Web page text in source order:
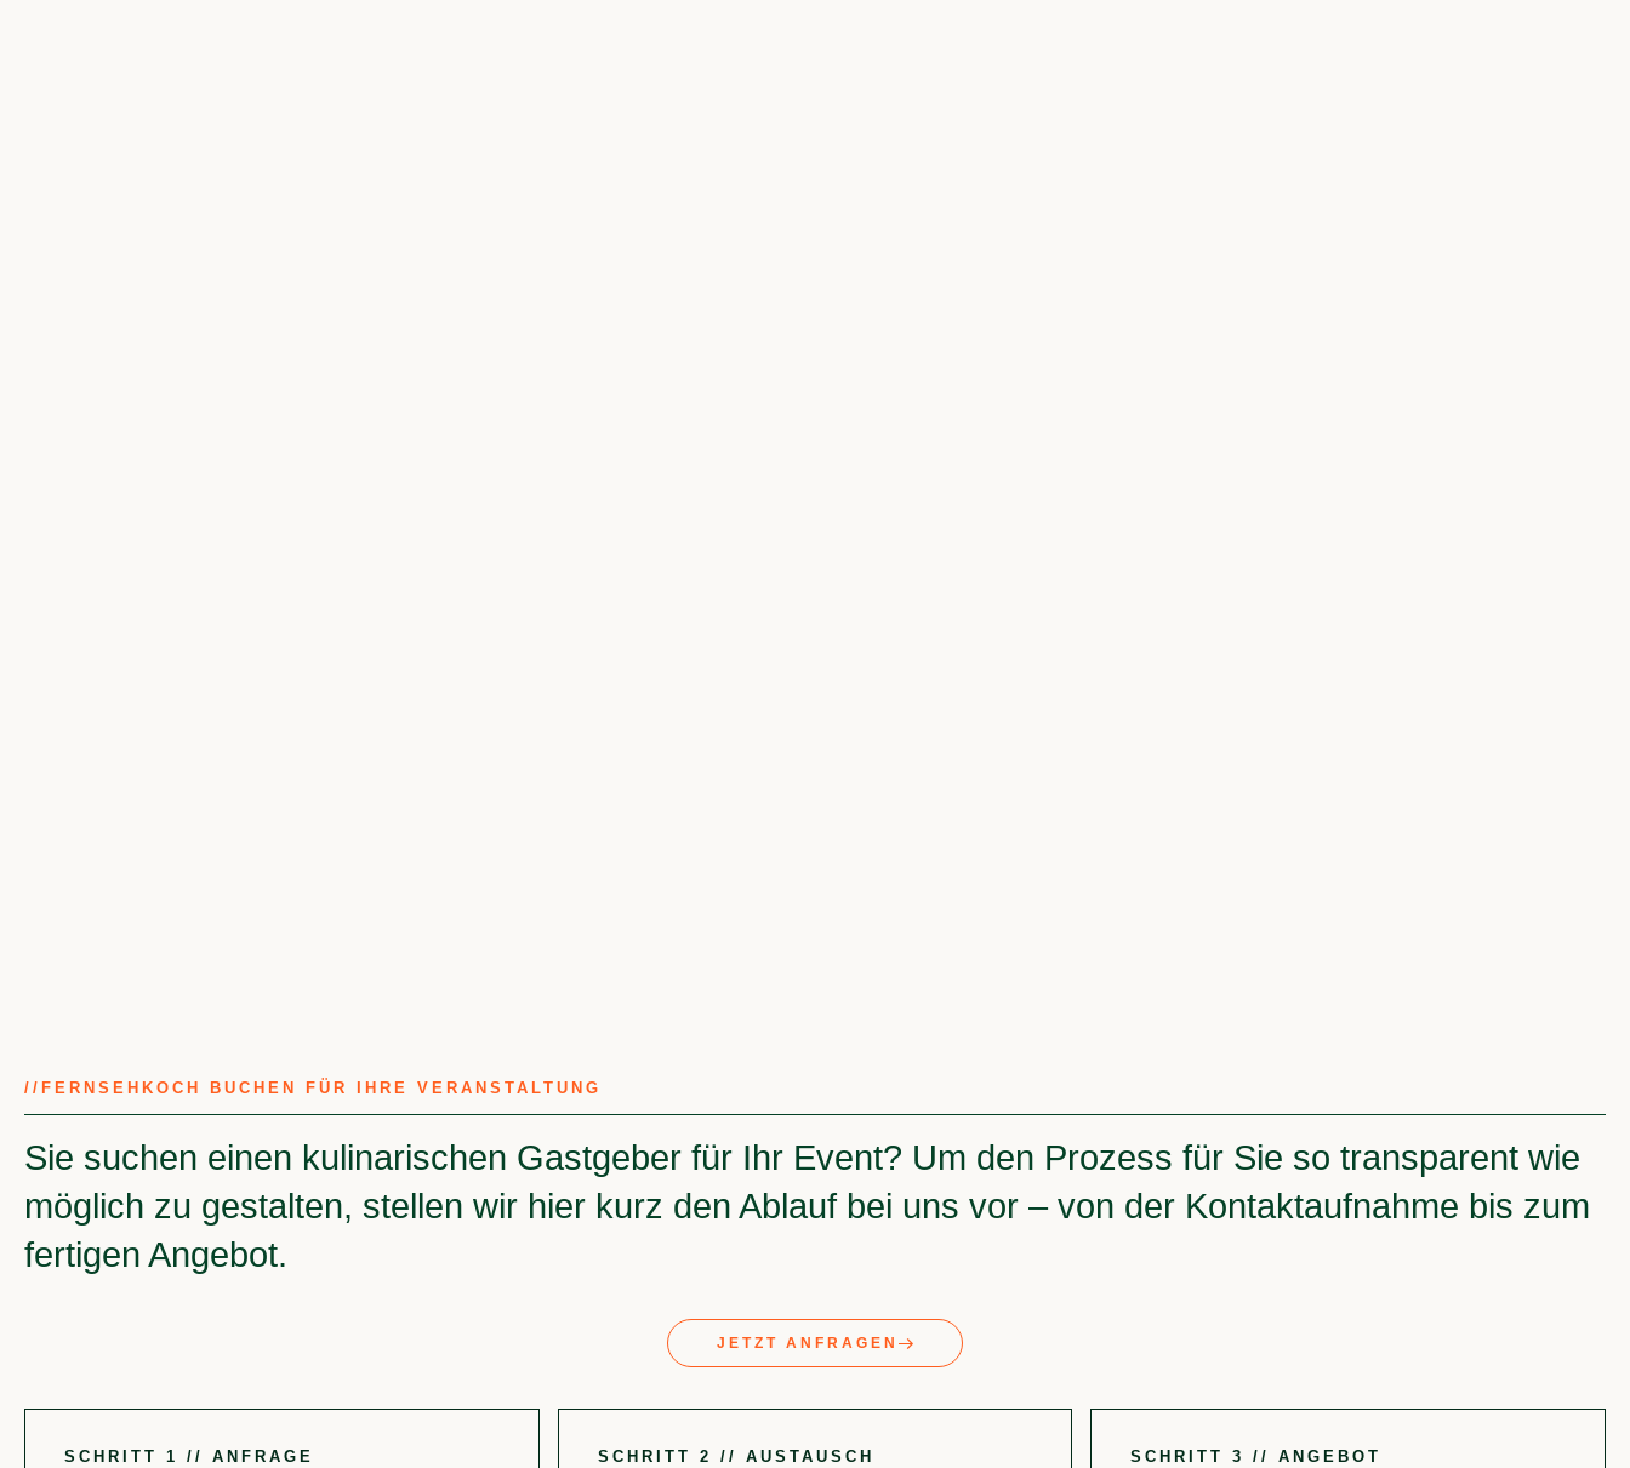
// FERNSEHKOCH BUCHEN FÜR IHRE VERANSTALTUNG
Sie suchen einen kulinarischen Gastgeber für Ihr Event? Um den Prozess für Sie so transparent wie
möglich zu gestalten, stellen wir hier kurz den Ablauf bei uns vor – von der Kontaktaufnahme bis zum
fertigen Angebot.
JETZT ANFRAGEN
SCHRITT 1 // ANFRAGE SCHRITT 2 // AUSTAUSCH SCHRITT 3 // ANGEBOT